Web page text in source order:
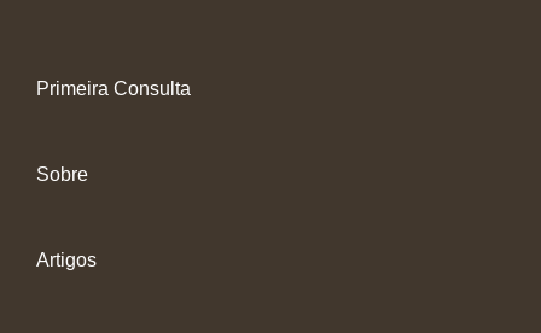
Primeira Consulta
Sobre
Artigos